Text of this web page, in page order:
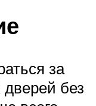
за
дверей без